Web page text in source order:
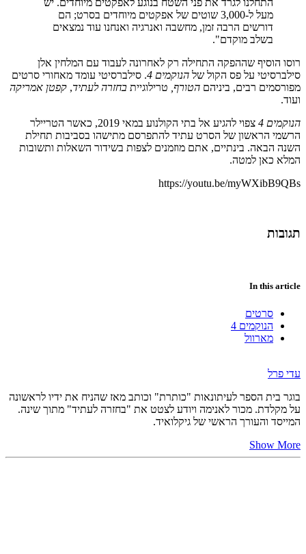
מעל ל-3,000 שוטים של אפקטים מיוחדים בסרט; הם
דורשים הרבה זמן, מחשבה ואנרגיה ואנחנו עוד נמצאים
בשלב מוקדם".
רוסו הוסיף שההפקה התחילה רק לאחרונה לעבוד עם המלחין אלן
סילברסיטי על פס הקול של הנוקמים 4
. סילברסיטי עומד מאחורי סרטים
מפורסמים רבים, ביניהם הטורף, טרילוגיית בחזרה לעתיד, קפטן אמריקה
ועוד.
הנוקמים 4
צפוי להגיע אל בתי הקולנוע במאי 2019, כאשר הטריילר
הרשמי הראשון של הסרט עתיד להתפרסם מתישהו בסביבות תחילת
השנה הבאה. בינתיים, אתם מוזמנים לצפות בשידור השאלות ותשובות
המלא כאן למטה.
https://youtu.be/myWXibB9QBs
תגובות
In this article
סרטים
הנוקמים 4
מארוול
עדי פרל
בוגר בית הספר לעיתונאות "כותרת" וכותב מאז שהניח את ידיו לראשונה
על מקלדת. מכור לאנימה ויודע לצטט את "בחזרה לעתיד" מתוך שינה.
המייסד והעורך הראשי של גיקלואיד.
Show More